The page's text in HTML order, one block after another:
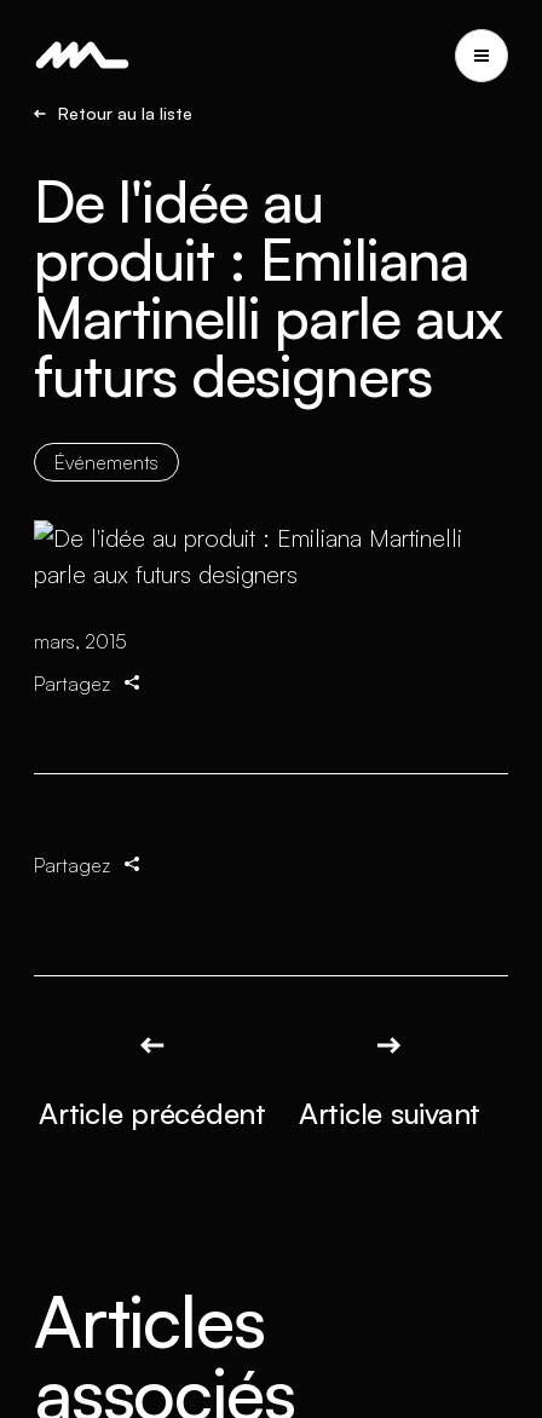
Retour au la liste
De l'idée au
produit : Emiliana
Martinelli parle aux
futurs designers
Événements
mars, 2015
Partagez
Partagez
Article précédent Article suivant
Articles
associés